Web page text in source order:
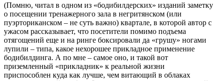
(Помню, читал в одном из «бодибилдерских» изданий заметку
о посещении тренажерного зала в негритянском (или
пуэрториканском – не суть важно) квартале, в которой автор с
ужасом рассказывает, что посетители помимо подъема
отягощений еще и на ринге боксировали да «грушу» ногами
лупили – типа, какое нехорошее прикладное применение
бодибилдинга. А по мне – самое оно, и такой вот
приземленный «прикладник» к реальной жизни
приспособлен куда как лучше, чем витающий в облаках